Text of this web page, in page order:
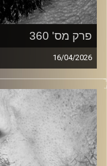
פרק מס' 360
16/04/2026
זיפים, מוזיקה
כל מה שחי, אמיתי ונושם.
עם שמוליק רגב.
קרדיט תמונות: